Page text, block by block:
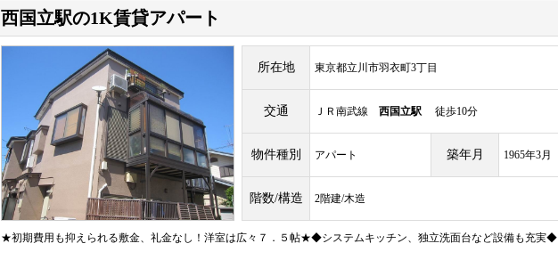
西国立駅の1K賃貸アパート
所在地 東京都立川市羽衣町3丁目
交通 ＪＲ南武線 西国立駅 徒歩10分
物件種別 アパート 築年月 1965年3月
階数/構造 2階建/木造
★初期費用も抑えられる敷金、礼金なし！洋室は広々７．５帖★◆システムキッチン、独立洗面台など設備も充実◆